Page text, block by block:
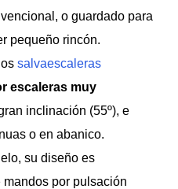
o guardado para
pequeño rincón.
salvaescaleras
escaleras muy
inclinación (55º), e
o en abanico.
su diseño es
por pulsación